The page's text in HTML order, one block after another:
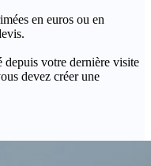
en euros ou en
depuis votre dernière visite
devez créer une